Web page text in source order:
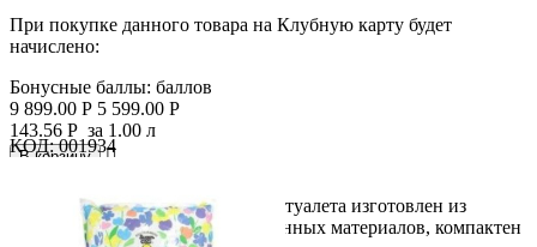
При покупке данного товара на Клубную карту будет
начислено:
Бонусные баллы: баллов
9 899.00 Р 5 599.00 Р
143.56 Р за 1.00 л
В корзину

Этот наполнитель для кошачьего туалета изготовлен из
экологически чистых переработанных материалов, компактен
КОД: 001934